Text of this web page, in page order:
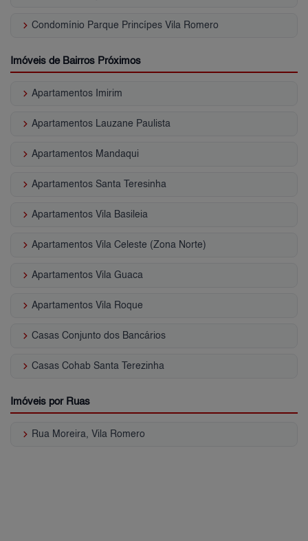
keyboard_arrow_right Condomínio Parque Princípes Vila Romero
Imóveis de Bairros Próximos
keyboard_arrow_right Apartamentos Imirim
keyboard_arrow_right Apartamentos Lauzane Paulista
keyboard_arrow_right Apartamentos Mandaqui
keyboard_arrow_right Apartamentos Santa Teresinha
keyboard_arrow_right Apartamentos Vila Basileia
keyboard_arrow_right Apartamentos Vila Celeste (Zona Norte)
keyboard_arrow_right Apartamentos Vila Guaca
keyboard_arrow_right Apartamentos Vila Roque
keyboard_arrow_right Casas Conjunto dos Bancários
keyboard_arrow_right Casas Cohab Santa Terezinha
Imóveis por Ruas
keyboard_arrow_right Rua Moreira, Vila Romero